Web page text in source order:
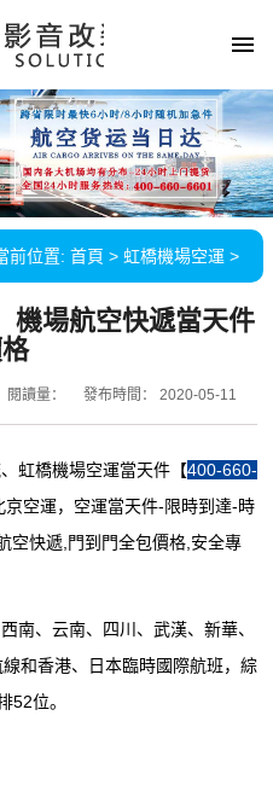
前位置: 首頁 > 虹橋機場空運 >
機場航空快遞當天件
閱讀量： 發布時間： 2020-05-11
虹橋機場空運當天件【400-660-
空運，空運當天件-限時到達-時
空快遞,門到門全包價格,安全專
、云南、四川、武漢、新華、
和香港、日本臨時國際航班，綜
52位。